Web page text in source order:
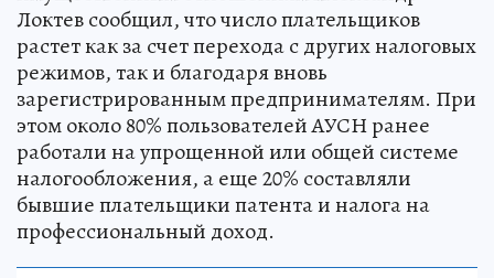
Локтев сообщил, что число плательщиков
растет как за счет перехода с других налоговых
режимов, так и благодаря вновь
зарегистрированным предпринимателям. При
этом около 80% пользователей АУСН ранее
работали на упрощенной или общей системе
налогообложения, а еще 20% составляли
бывшие плательщики патента и налога на
профессиональный доход.